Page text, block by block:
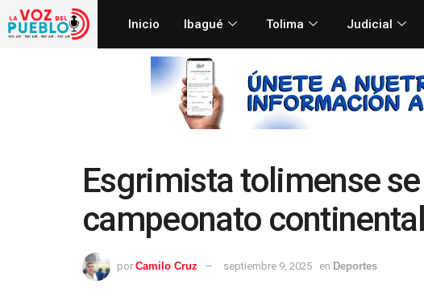
Inicio Ibagué Tolima Judicial
Esgrimista tolimense se
campeonato continental
por Camilo Cruz septiembre 9, 2025 en Deportes